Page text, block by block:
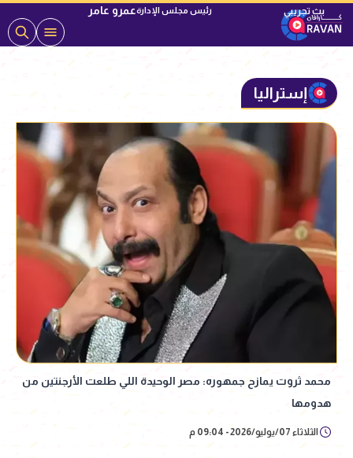
رئيس مجلس الإدارةعمرو عامر
إستراليا
محمد ثروت يمازح جمهوره: مصر الوحيدة اللي طلعت الأرجنتين من
هدومها
الثلاثاء 07/يوليو/2026 - 09:04 م